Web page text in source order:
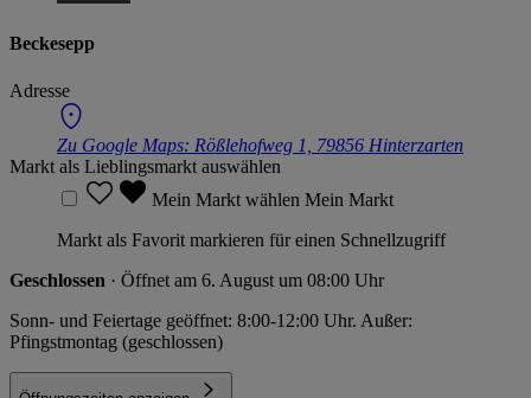
Beckesepp
Adresse
Zu Google Maps: Rößlehofweg 1, 79856 Hinterzarten
Markt als Lieblingsmarkt auswählen
Mein Markt wählen Mein Markt
Markt als Favorit markieren für einen Schnellzugriff
Geschlossen · Öffnet am 6. August um 08:00 Uhr
Sonn- und Feiertage geöffnet: 8:00-12:00 Uhr. Außer:
Pfingstmontag (geschlossen)